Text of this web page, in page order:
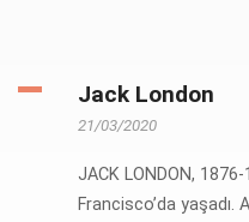
Jack London
21/03/2020
JACK LONDON, 1876-
Francisco’da yaşadı.